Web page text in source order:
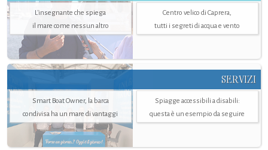
L'insegnante che spiega
il mare come nessun altro
Centro velico di Caprera,
tutti i segreti di acqua e vento
SERVIZI
Smart Boat Owner, la barca
condivisa ha un mare di vantaggi
Spiagge accessibili a disabili:
questa è un esempio da seguire